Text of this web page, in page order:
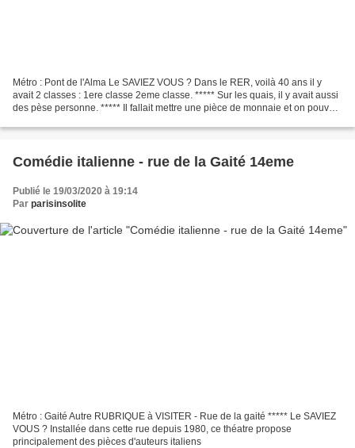
Métro : Pont de l'Alma Le SAVIEZ VOUS ? Dans le RER, voilà 40 ans il y
avait 2 classes : 1ere classe 2eme classe. ***** Sur les quais, il y avait aussi
des pèse personne. ***** Il fallait mettre une pièce de monnaie et on pouvait
Comédie italienne - rue de la Gaité 14eme
Publié le 19/03/2020 à 19:14
Par parisinsolite
Métro : Gaité Autre RUBRIQUE à VISITER - Rue de la gaité ***** Le SAVIEZ
VOUS ? Installée dans cette rue depuis 1980, ce théatre propose
principalement des pièces d'auteurs italiens